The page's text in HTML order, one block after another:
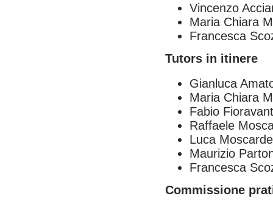
Vincenzo
Maria Chiara
Francesca
Tutors in itinere
Gianluca
Maria Chiara
Fabio
Raffaele
Luca
Maurizio
Francesca
Commissione